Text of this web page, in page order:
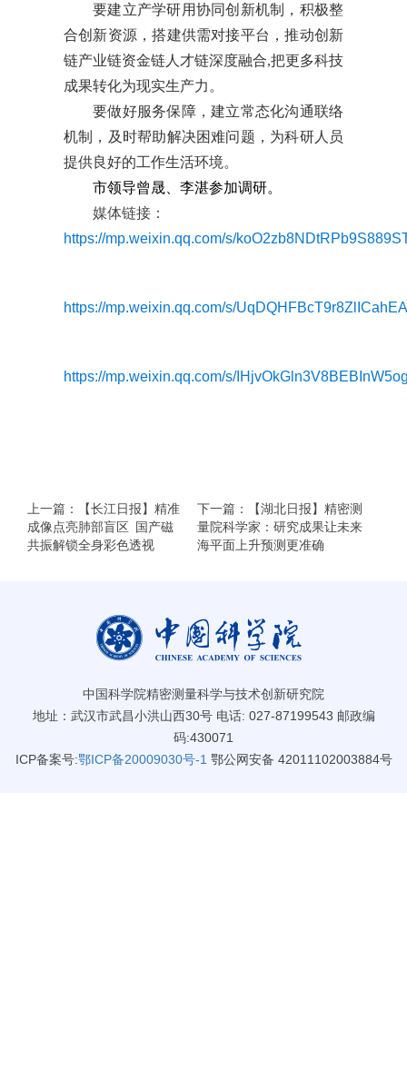
要建立产学研用协同创新机制，积极整
合创新资源，搭建供需对接平台，推动创新
链产业链资金链人才链深度融合,把更多科技
成果转化为现实生产力。
要做好服务保障，建立常态化沟通联络
机制，及时帮助解决困难问题，为科研人员
提供良好的工作生活环境。
市领导曾晟、李湛参加调研。
媒体链接：
https://mp.weixin.qq.com/s/
https://mp.weixin.qq.com/s/
https://mp.weixin.qq.com/s/
上一篇：【长江日报】精准
成像点亮肺部盲区 国产磁
共振解锁全身彩色透视
下一篇：【湖北日报】精密测
量院科学家：研究成果让未来
海平面上升预测更准确
中国科学院精密测量科学与技术创新研究院
地址：武汉市武昌小洪山西30号 电话: 027-87199543 邮政编
码:430071
ICP备案号:鄂ICP备20009030号-1 鄂公网安备 42011102003884号